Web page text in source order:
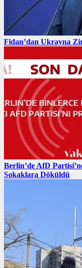
Fidan’dan Ukrayna
Berlin’de AfD
Sokaklara Döküldü